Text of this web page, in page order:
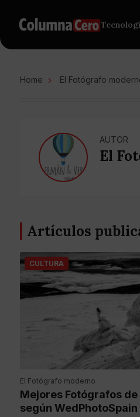
Home El Fotógrafo
AUTOR
El
Artículos
CULTURA
El Fotógrafo moderno
Mejores Fotógrafos de
según WedPhotoSpain